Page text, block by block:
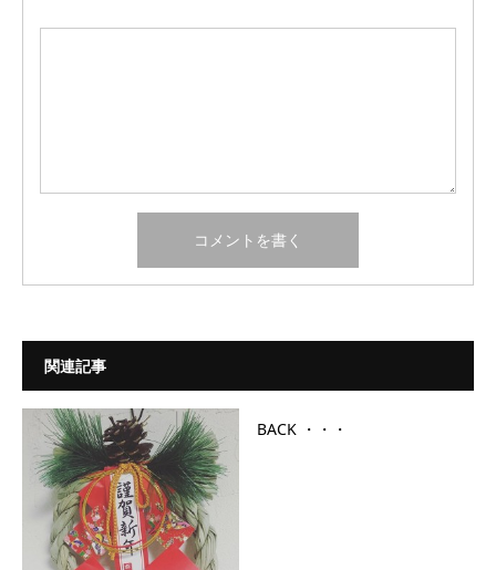
関連記事
BACK ・・・